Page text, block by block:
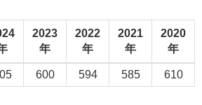
2023
年
2022
年
2021
年
2020
年
600 594 585 610